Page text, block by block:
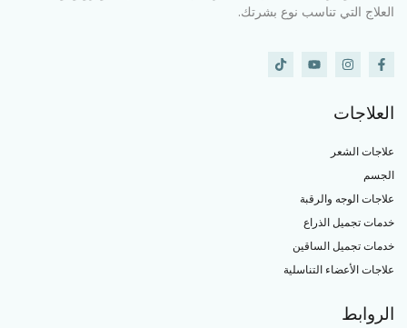
العلاج التي تناسب نوع بشرتك.
العلاجات
علاجات الشعر
الجسم
علاجات الوجه والرقبة
خدمات تجميل الذراع
خدمات تجميل الساقين
علاجات الأعضاء التناسلية
الروابط